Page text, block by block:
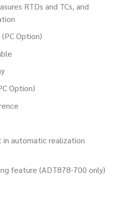
RTDs and TCs, and
Option)
Option)
automatic realization
feature (ADT878-700 only)